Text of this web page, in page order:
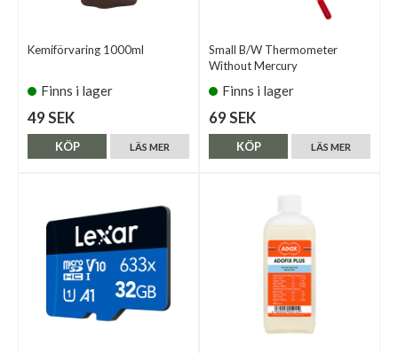
Kemiförvaring 1000ml
Finns i lager
49 SEK
LÄS MER
KÖP
Small B/W Thermometer
Without Mercury
Finns i lager
69 SEK
LÄS MER
KÖP